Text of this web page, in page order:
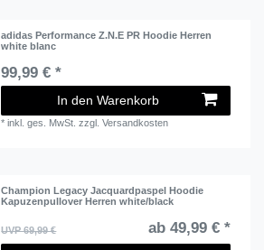
adidas Performance Z.N.E PR Hoodie Herren
white blanc
99,99 € *
In den Warenkorb
*inkl. ges. MwSt. zzgl.Versandkosten
Champion Legacy Jacquardpaspel Hoodie
Kapuzenpullover Herren white/black
UVP 69,99 € ab 49,99 € *